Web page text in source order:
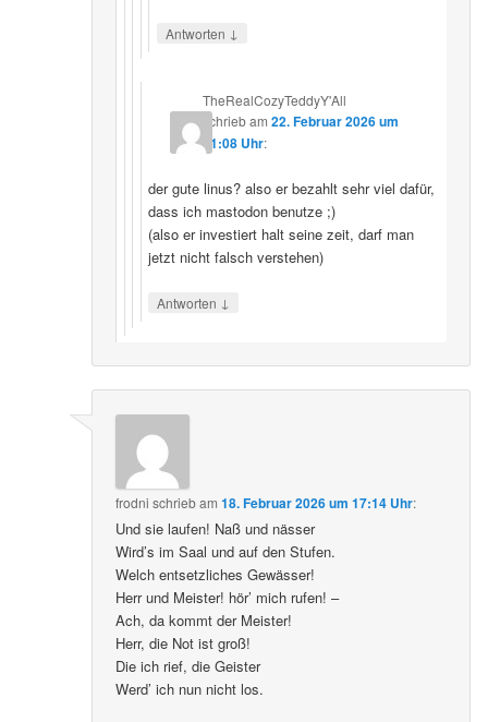
Antworten ↓
TheRealCozyTeddyY'All
schriebam22. Februar 2026 um
21:08 Uhr:
der gute linus? also er bezahlt sehr viel dafür,
dass ich mastodon benutze ;)
(also er investiert halt seine zeit, darf man
jetzt nicht falsch verstehen)
Antworten ↓
frodni schriebam18. Februar 2026 um 17:14 Uhr:
Und sie laufen! Naß und nässer
Wird’s im Saal und auf den Stufen.
Welch entsetzliches Gewässer!
Herr und Meister! hör’ mich rufen! –
Ach, da kommt der Meister!
Herr, die Not ist groß!
Die ich rief, die Geister
Werd’ ich nun nicht los.